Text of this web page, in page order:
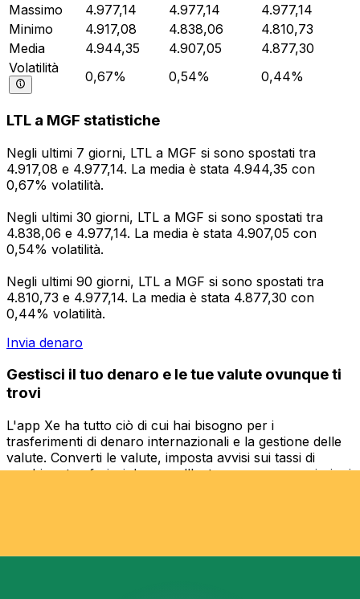
Massimo
4.977,14 4.977,14
4.977,14
Minimo
4.917,08 4.838,06
4.810,73
Media
4.944,35 4.907,05
4.877,30
Volatilità
0,67% 0,54% 0,44%
LTL a MGF statistiche
Negli ultimi 7 giorni, LTL a MGF si sono spostati tra
4.917,08 e 4.977,14. La media è stata 4.944,35 con
0,67% volatilità.
Negli ultimi 30 giorni, LTL a MGF si sono spostati tra
4.838,06 e 4.977,14. La media è stata 4.907,05 con
0,54% volatilità.
Negli ultimi 90 giorni, LTL a MGF si sono spostati tra
4.810,73 e 4.977,14. La media è stata 4.877,30 con
0,44% volatilità.
Invia denaro
Gestisci il tuo denaro e le tue valute ovunque ti
trovi
L'app Xe ha tutto ciò di cui hai bisogno per i
trasferimenti di denaro internazionali e la gestione delle
valute. Converti le valute, imposta avvisi sui tassi di
cambio e trasferisci denaro all'estero senza commissioni